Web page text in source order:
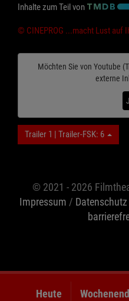
Heute
Inhalte zum Teil von
© CINEPROG ...macht Lust auf
Möchten Sie von Youtube
externe
Trailer 1 | Trailer-FSK: 6
© 2021 - 2026
Impressum / Datenschutz